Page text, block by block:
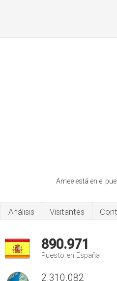
Amee está en el
Análisis Visitantes
890.971
Puesto en España
2.310.082